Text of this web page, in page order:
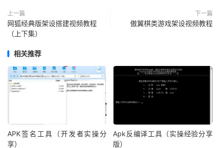
上一篇
网狐经典版架设搭建视频教程
（上下集）
下一篇
傲翼棋类游戏架设视频教程
相关推荐
APK签名工具（开发者实操分
享）
Apk反编译工具（实操经验分享
版）